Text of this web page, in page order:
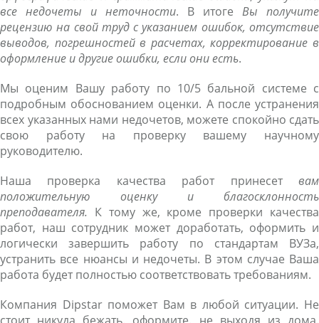
все недочеты и неточности. В итоге Вы получите
рецензию на свой труд с указанием ошибок, отсутствие
выводов, погрешностей в расчетах, корректирование в
оформление и другие ошибки, если они есть.
Мы оценим Вашу работу по 10/5 бальной системе с
подробным обоснованием оценки. А после устранения
всех указанных нами недочетов, можете спокойно сдать
свою работу на проверку вашему научному
руководителю.
Наша проверка качества работ принесет вам
положительную оценку и благосклонность
преподавателя. К тому же, кроме проверки качества
работ, наш сотрудник может доработать, оформить и
логически завершить работу по стандартам ВУЗа,
устранить все нюансы и недочеты. В этом случае Ваша
работа будет полностью соответствовать требованиям.
Компания Dipstar поможет Вам в любой ситуации. Не